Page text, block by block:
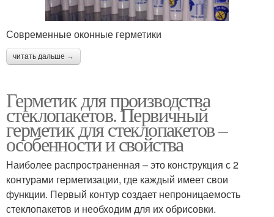
Современные оконные герметики
читать дальше →
Герметик для производства
стеклопакетов. Первичный
герметик для стеклопакетов –
особенности и свойства
Наиболее распространенная – это конструкция с 2
контурами герметизации, где каждый имеет свои
функции. Первый контур создает непроницаемость
стеклопакетов и необходим для их обрисовки.